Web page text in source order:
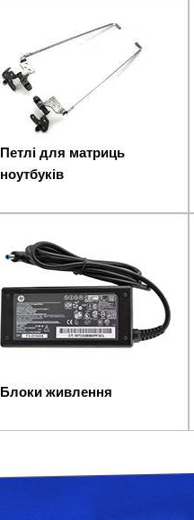
Петлі для матриць
ноутбуків
Блоки живлення